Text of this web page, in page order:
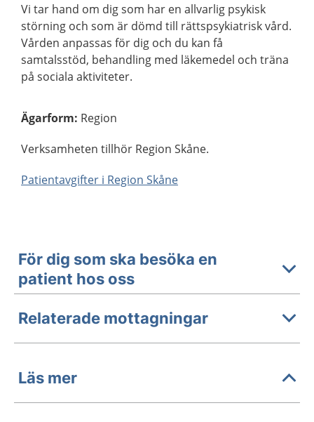
Vi tar hand om dig som har en allvarlig psykisk
störning och som är dömd till rättspsykiatrisk vård.
Vården anpassas för dig och du kan få
samtalsstöd, behandling med läkemedel och träna
på sociala aktiviteter.
Ägarform: Region
Verksamheten tillhör Region Skåne.
Patientavgifter i Region Skåne
För dig som ska besöka en
patient hos oss
Relaterade mottagningar
Läs mer